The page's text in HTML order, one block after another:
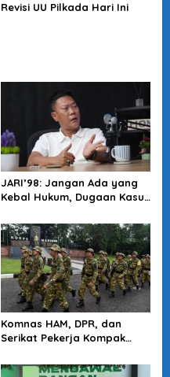
Revisi UU Pilkada Hari Ini
JARI’98: Jangan Ada yang
Kebal Hukum, Dugaan Kasus
Tuntas
Komnas HAM, DPR, dan
Serikat Pekerja Kompak
KDMP Diusut